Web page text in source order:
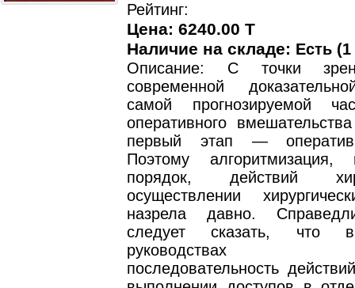
Рейтинг:
Цена: 6240.00 T
Наличие на складе: Есть
Описание: С точки
современной
самой прогнозируемой
оперативного
первый этап —
Поэтому алгоритмизация,
порядок, действий
осуществлении
назрела давно.
следует сказать, что
руководствах
последовательность